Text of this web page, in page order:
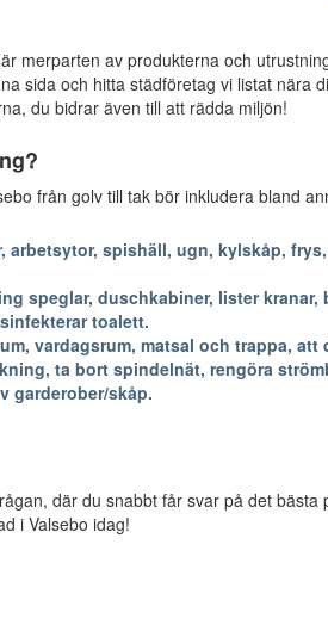
merparten av produkterna och
sida och hitta städföretag vi listat nära
du bidrar även till att rädda miljön!
från golv till tak bör inkludera bland
arbetsytor, spishäll, ugn, kylskåp,
speglar, duschkabiner, lister kranar,
toalett.
vardagsrum, matsal och trappa,
ta bort spindelnät, rengöra
garderober/skåp.
där du snabbt får svar på det bästa
i Valsebo idag!